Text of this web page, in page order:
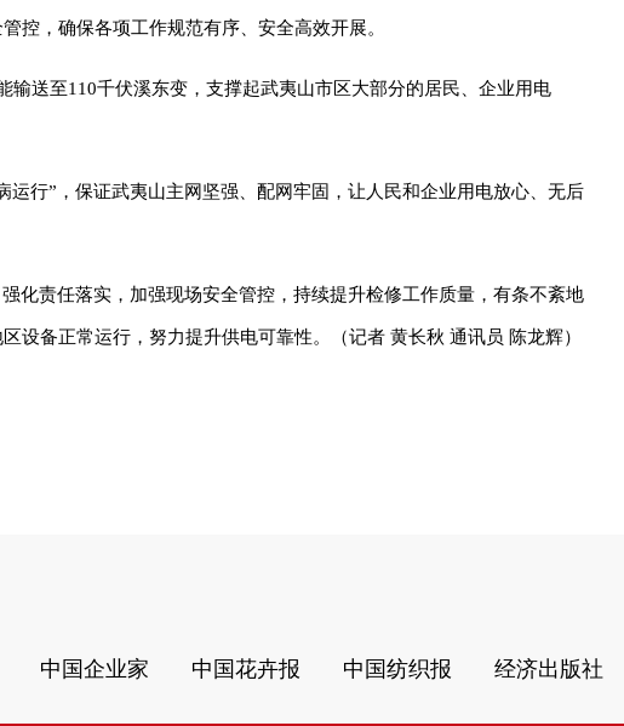
控，确保各项工作规范有序、安全高效开展。
送至110千伏溪东变，支撑起武夷山市区大部分的居民、企业用电
行”，保证武夷山主网坚强、配网牢固，让人民和企业用电放心、无后
化责任落实，加强现场安全管控，持续提升检修工作质量，有条不紊地
设备正常运行，努力提升供电可靠性。（记者 黄长秋 通讯员 陈龙辉）
中国企业家 中国花卉报 中国纺织报 经济出版社